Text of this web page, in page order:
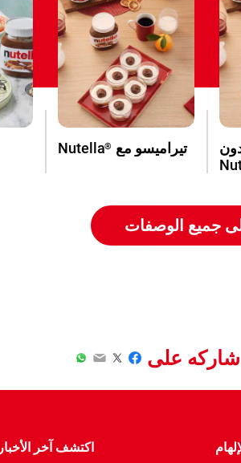
تيراميسو مع ®
Nutella
جميع الوصفات
شاركه على Facebook
Twitter
Email
WhatsApp
اكتشف آخر الأخبار